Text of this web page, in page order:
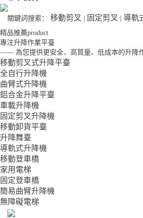
關鍵詞搜索： 移動剪叉 | 固定剪叉 | 導軌
精品推薦product
專注升降作業平臺
—— 為您提供更安全、高質量、低成本的升
移動剪叉式升降平臺
全自行升降機
曲臂式升降機
鋁合金升降平臺
車載升降機
固定剪叉升降機
移動卸貨平臺
升降舞臺
導軌式升降機
移動登車橋
家用電梯
固定登車橋
簡易曲臂升降機
無障礙電梯